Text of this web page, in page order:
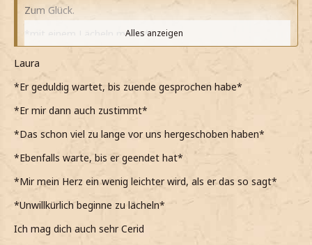
Zum Glück.
*mit einem Lächeln meine*
alle Studenten wohl daran leiden*
*warte bis sie weiter spricht*
Das sollten wir wohl.
*bekommen sage*
Ich habe nachgedacht. Viel nachgedacht.
*beginne*
Alles anzeigen
Laura
*Er geduldig wartet, bis zuende gesprochen habe*
*Er mir dann auch zustimmt*
*Das schon viel zu lange vor uns hergeschoben haben*
*Ebenfalls warte, bis er geendet hat*
*Mir mein Herz ein wenig leichter wird, als er das so sagt*
*Unwillkürlich beginne zu lächeln*
Ich mag dich auch sehr Cerid